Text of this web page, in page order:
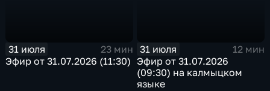
31 июля
23 мин
Эфир от 31.07.2026 (11:30)
31 июля
12 мин
Эфир от 31.07.2026
(09:30) на калмыцком
языке